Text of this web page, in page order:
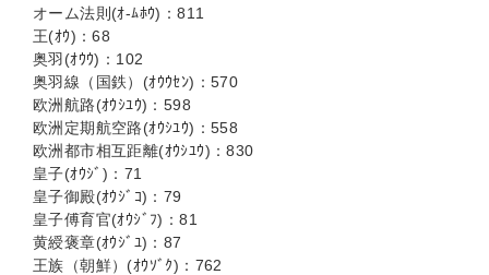
オーム法則(ｵ-ﾑﾎｳ)：811
王(ｵｳ)：68
奥羽(ｵｳｳ)：102
奥羽線（国鉄）(ｵｳｳｾﾝ)：570
欧洲航路(ｵｳｼﾕｳ)：598
欧洲定期航空路(ｵｳｼﾕｳ)：558
欧洲都市相互距離(ｵｳｼﾕｳ)：830
皇子(ｵｳｼﾞ)：71
皇子御殿(ｵｳｼﾞｺ)：79
皇子傅育官(ｵｳｼﾞﾌ)：81
黄綬褒章(ｵｳｼﾞﾕ)：87
王族（朝鮮）(ｵｳｿﾞｸ)：762